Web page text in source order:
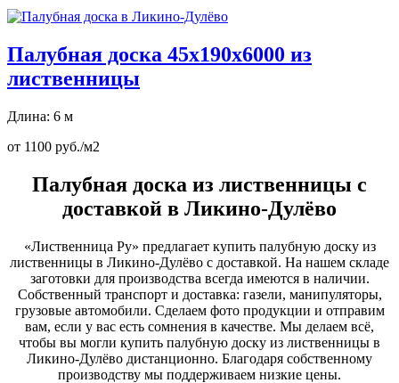
Палубная доска 45х190х6000 из
лиственницы
Длина: 6 м
от 1100 руб./м2
Палубная доска из лиственницы с
доставкой в Ликино-Дулёво
«Лиственница Ру» предлагает купить палубную доску из
лиственницы в Ликино-Дулёво с доставкой. На нашем складе
заготовки для производства всегда имеются в наличии.
Собственный транспорт и доставка: газели, манипуляторы,
грузовые автомобили. Сделаем фото продукции и отправим
вам, если у вас есть сомнения в качестве. Мы делаем всё,
чтобы вы могли купить палубную доску из лиственницы в
Ликино-Дулёво дистанционно. Благодаря собственному
производству мы поддерживаем низкие цены.